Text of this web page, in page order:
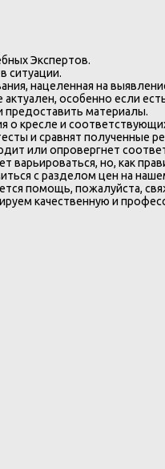
Экспертов.
ситуации.
нацеленная на
особенно если
материалы.
о кресле и
и сравнят полученные
или опровергнет
варьироваться, но, как
с разделом цен на
помощь, пожалуйста,
качественную и